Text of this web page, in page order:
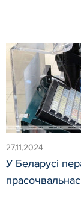
27.11.2024
У Беларусі